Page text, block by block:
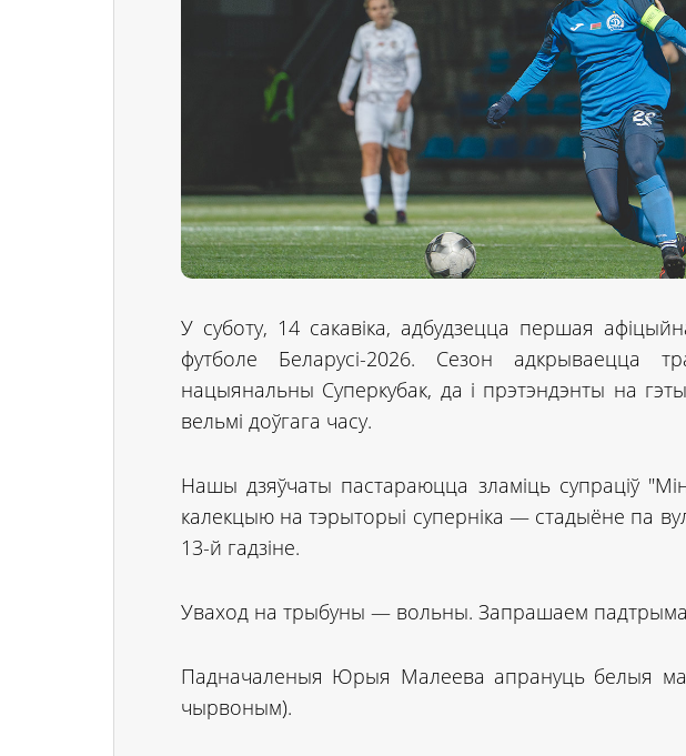
У суботу, 14 сакавіка, адбудзецца першая
футболе Беларусі-2026. Сезон адкрываецца
нацыянальны Суперкубак, да і прэтэндэнты на
вельмі доўгага часу.
Нашы дзяўчаты пастараюцца зламіць супраціў
калекцыю на тэрыторыі суперніка — стадыёне па
13-й гадзіне.
Уваход на трыбуны — вольны. Запрашаем
Падначаленыя Юрыя Малеева апрануць белыя
чырвоным).